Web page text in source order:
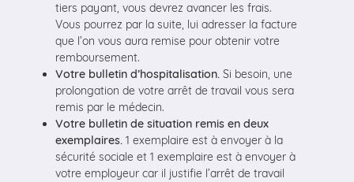
tiers payant, vous devrez avancer les frais.
Vous pourrez par la suite, lui adresser la facture
que l’on vous aura remise pour obtenir votre
remboursement.
Votre bulletin d’hospitalisation. Si besoin, une
prolongation de votre arrêt de travail vous sera
remis par le médecin.
Votre bulletin de situation remis en deux
exemplaires. 1 exemplaire est à envoyer à la
sécurité sociale et 1 exemplaire est à envoyer à
votre employeur car il justifie l’arrêt de travail